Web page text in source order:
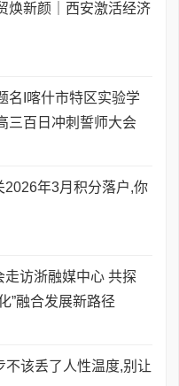
焕新颜｜西安激活经济
名I喀什市特区实验学
三百日冲刺誓师大会
2026年3月积分落户,你
走访浙融媒中心 共探
”融合发展新路径
不该丢了人性温度,别让